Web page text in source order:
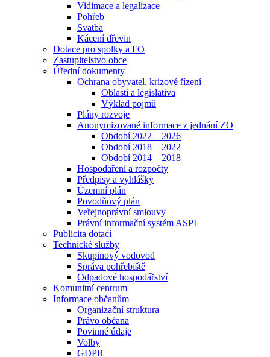
Vidimace a legalizace
Pohřeb
Svatba
Kácení dřevin
Dotace pro spolky a FO
Zastupitelstvo obce
Úřední dokumenty
Ochrana obyvatel, krizové řízení
Oblasti a legislativa
Výklad pojmů
Plány rozvoje
Anonymizované informace z jednání ZO
Období 2022 – 2026
Období 2018 – 2022
Období 2014 – 2018
Hospodaření a rozpočty
Předpisy a vyhlášky
Územní plán
Povodňový plán
Veřejnoprávní smlouvy
Právní informační systém ASPI
Publicita dotací
Technické služby
Skupinový vodovod
Správa pohřebiště
Odpadové hospodářství
Komunitní centrum
Informace občanům
Organizační struktura
Právo občana
Povinné údaje
Volby
GDPR